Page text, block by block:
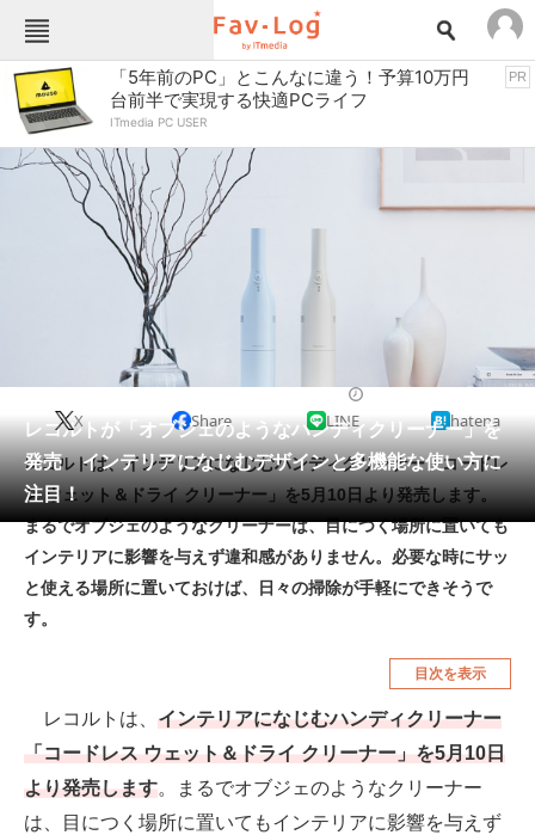
Fav-Logカテゴリー一覧
TOP アウトドア用品
インテリア・収納 おもちゃ・ホビー
コンテンツ・サービス スイーツ・お菓子
パソコン・タブレット
ペット 家電
工具・DIY 本・DVD・CD
生活家電 生活用品
空調・季節家電 美容・コスメ
腕時計
食器・グラス・カトラリー
注目記事を集めた総合ページ
「5年前のPC」とこんなに違う！予算10万円
台前半で実現する快適PCライフ
ITmedia PC USER
PR
レコルトが「オブジェのようなハンディクリーナー」を
発売 インテリアになじむデザインと多機能な使い方に
注目！
X Share LINE hatena
レコルトは、インテリアになじむハンディクリーナー「コードレ
ス ウェット＆ドライ クリーナー」を5月10日より発売します。
まるでオブジェのようなクリーナーは、目につく場所に置いても
インテリアに影響を与えず違和感がありません。必要な時にサッ
と使える場所に置いておけば、日々の掃除が手軽にできそうで
す。
目次を表示
レコルトは、 インテリアになじむハンディクリーナー
「コードレス ウェット＆ドライ クリーナー」を5月10日
より発売します。まるでオブジェのようなクリーナー
は、目につく場所に置いてもインテリアに影響を与えず